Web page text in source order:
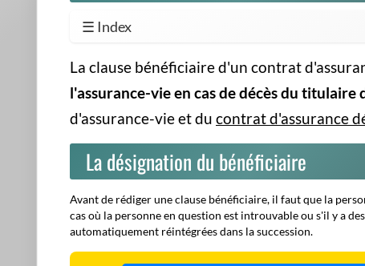
☰ Index
La clause bénéficiaire d'un contrat
l'assurance-vie en cas de décès du titulaire
d'assurance-vie et du contrat d'assurance
La désignation du bénéficiaire
Avant de rédiger une clause bénéficiaire, il faut que la
cas où la personne en question est introuvable ou s'il y a
automatiquement réintégrées dans la succession.